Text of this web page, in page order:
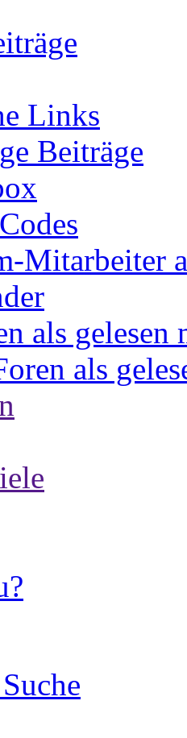
Links
Beiträge
Mitarbeiter
als gelesen
als